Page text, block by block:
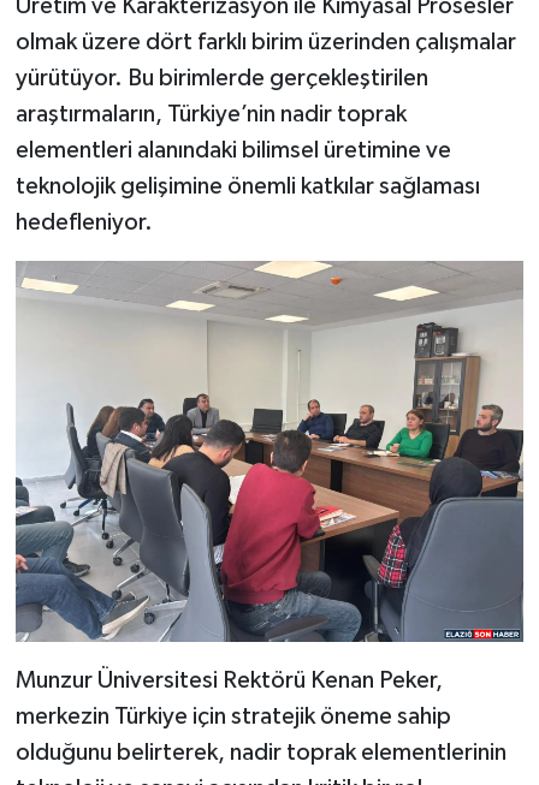
Üretim ve Karakterizasyon ile Kimyasal Prosesler
olmak üzere dört farklı birim üzerinden çalışmalar
yürütüyor. Bu birimlerde gerçekleştirilen
araştırmaların, Türkiye’nin nadir toprak
elementleri alanındaki bilimsel üretimine ve
teknolojik gelişimine önemli katkılar sağlaması
hedefleniyor.
Munzur Üniversitesi Rektörü Kenan Peker,
merkezin Türkiye için stratejik öneme sahip
olduğunu belirterek, nadir toprak elementlerinin